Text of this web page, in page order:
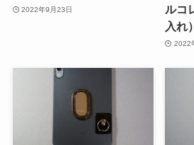
2022年9月23日
ルコ
入れ）
2022